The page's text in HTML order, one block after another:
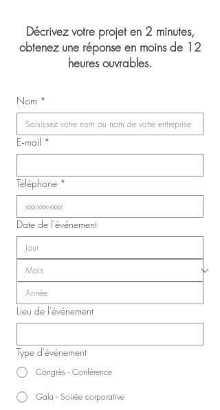
infirmières, inhalothérapeutes
et infirmières auxiliaires de
Laval (SIIIAL-CSQ)
Décrivez votre projet en 2 minutes,
obtenez une réponse en moins de 12
heures ouvrables.
Nom *
E‑mail *
Téléphone *
Date de l'événement
Lieu de l'événement
Type d'événement
Congrès - Conférence
Gala - Soirée corporative